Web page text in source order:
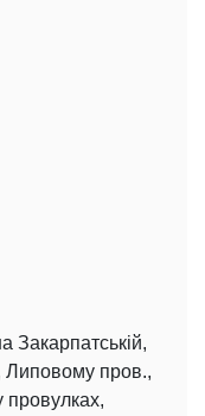
Закарпатській,
Липовому пров.,
провулках,